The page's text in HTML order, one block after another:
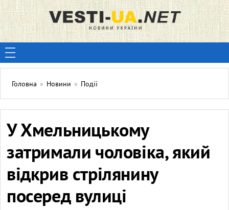
Головна » Новини » Події
У Хмельницькому
затримали чоловіка, який
відкрив стрілянину
посеред вулиці